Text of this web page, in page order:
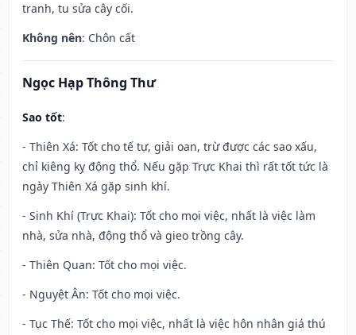
tranh, tu sửa cây cối.
Không nên: Chôn cất
Ngọc Hạp Thông Thư
Sao tốt:
- Thiên Xá: Tốt cho tế tự, giải oan, trừ được các sao xấu,
chỉ kiêng kỵ động thổ. Nếu gặp Trực Khai thì rất tốt tức là
ngày Thiên Xá gặp sinh khí.
- Sinh Khí (Trực Khai): Tốt cho mọi việc, nhất là việc làm
nhà, sửa nhà, động thổ và gieo trồng cây.
- Thiên Quan: Tốt cho mọi việc.
- Nguyệt Ân: Tốt cho mọi việc.
- Tục Thế: Tốt cho mọi việc, nhất là việc hôn nhân giá thú